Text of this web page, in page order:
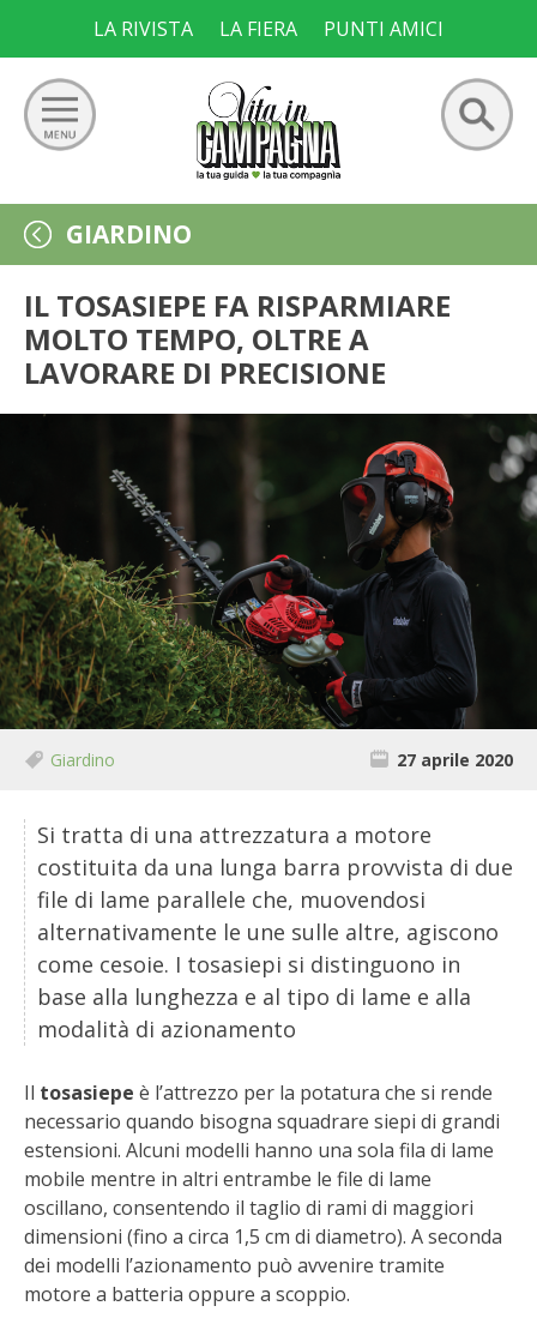
content
LA RIVISTA LA FIERA PUNTI AMICI
Ricerca
per:
GIARDINO
ORTO
FRUTTETO
VIGNETO
ALLEVAMENTI
BIODIVERSITÀ
CUCINA
PRODOTTI
FARFALLE DELLA CAMPAGNA
STORIE DEI LETTORI
CONSERVARE LA FRUTTA
CONSERVE DELL’ORTO
FACEM
STIHL
BLUMEN
NOCCIOLA DI CALABRIA
PELLENC
GIARDINO
IL TOSASIEPE FA RISPARMIARE
MOLTO TEMPO, OLTRE A
LAVORARE DI PRECISIONE
Giardino 27 aprile 2020
Si tratta di una attrezzatura a motore
costituita da una lunga barra provvista di due
file di lame parallele che, muovendosi
alternativamente le une sulle altre, agiscono
come cesoie. I tosasiepi si distinguono in
base alla lunghezza e al tipo di lame e alla
modalità di azionamento
Il tosasiepe è l’attrezzo per la potatura che si rende
necessario quando bisogna squadrare siepi di grandi
estensioni. Alcuni modelli hanno una sola fila di lame
mobile mentre in altri entrambe le file di lame
oscillano, consentendo il taglio di rami di maggiori
dimensioni (fino a circa 1,5 cm di diametro). A seconda
dei modelli l’azionamento può avvenire tramite
motore a batteria oppure a scoppio.